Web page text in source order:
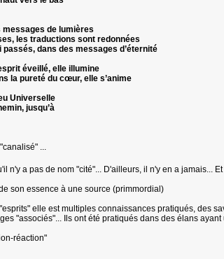
messages de lumières
les traductions sont redonnées
passés, dans des messages d’éternité
éveillé, elle illumine
la pureté du cœur, elle s’anime
Universelle
jusqu’à
...
n'y a pas de nom "cité"... D'ailleurs, il n'y en a jamais...
son essence à une source (primmordial)
elle est multiples connaissances pratiqués, des
"associés"... Ils ont été pratiqués dans des élans
réaction"